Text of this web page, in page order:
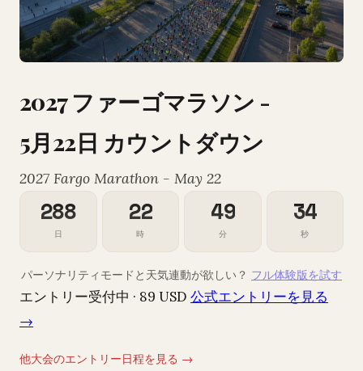
2027 ファーゴマラソン -
5月22日 カウントダウン
2027 Fargo Marathon - May 22
288
日
22
時
49
分
33
秒
パーソナリティモードと天気連動が欲しい？ フル体験版を試す
エントリー受付中 · 89 USD 公式エントリーを見る
→
他大会のエントリー日程を見る →